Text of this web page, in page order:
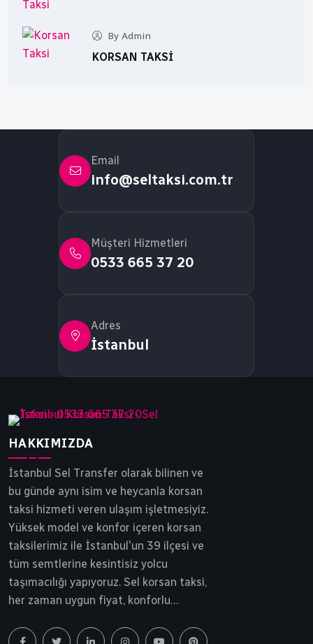
By Admin
KORSAN TAKSI
Email
info@seltaksi.com.tr
Müşteri Hizmetleri
0533 665 37 20
Adres
İstanbul
HAKKIMIZDA
İstanbul Sel Transfer olarak bilinen ve
bu günde aynı isim ve heycanla korsan
taksi hizmeti veren ulaşım işletmesiyiz.
Yüksek model ve konfor içeren korsan
taksilerimiz ile İstanbul'un 39 ilçesi ve
tüm semtlerine kesintisiz yolcu
taşımacılığı yapıyoruz. Sel korsan taksi,
her zaman uygun fiyat, konforlu
ödün vermeden yollarda ilerlemektedir.